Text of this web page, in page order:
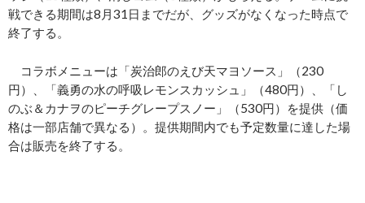
戦できる期間は8月31日までだが、グッズがなくなった時点で
終了する。
コラボメニューは「炭治郎のえび天マヨソース」（230
円）、「義勇の水の呼吸レモンスカッシュ」（480円）、「し
のぶ＆カナヲのピーチグレープスノー」（530円）を提供（価
格は一部店舗で異なる）。提供期間内でも予定数量に達した場
合は販売を終了する。